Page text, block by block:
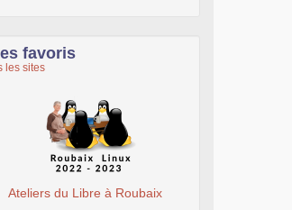
favoris
les sites
Bruxelles Linux User Group : BxLUG